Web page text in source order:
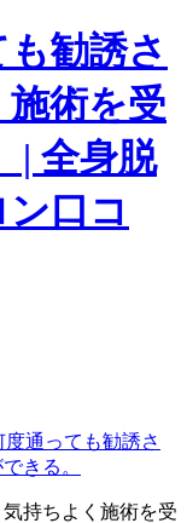
勧誘さ
術を受
| 全身脱
口コ
度通っても勧誘さ
きる。